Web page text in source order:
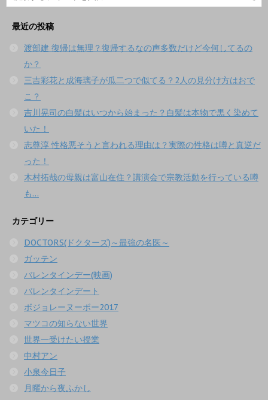
最近の投稿
渡部建 復帰は無理？復帰するなの声多数だけど今何してるの
か？
三吉彩花と成海璃子が瓜二つで似てる？2人の見分け方はおで
こ？
吉川晃司の白髪はいつから始まった？白髪は本物で黒く染めて
いた！
志尊淳 性格悪そうと言われる理由は？実際の性格は噂と真逆だ
った！
木村拓哉の母親は富山在住？講演会で宗教活動を行っている噂
も…
カテゴリー
DOCTORS(ドクターズ)～最強の名医～
ガッテン
バレンタインデー(映画)
バレンタインデート
ボジョレーヌーボー2017
マツコの知らない世界
世界一受けたい授業
中村アン
小泉今日子
月曜から夜ふかし